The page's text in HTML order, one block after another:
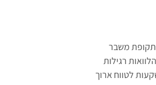
משבר
רגילות
לטווח ארוך